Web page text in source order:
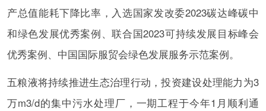
产总值能耗下降比率，入选国家发改委2023碳达峰碳中
和绿色发展优秀案例、联合国2023可持续发展目标峰会
优秀案例、中国国际服贸会绿色发展服务示范案例。
五粮液将持续推进生态治理行动，投资建设处理能力为3
万m3/d的集中污水处理厂，一期工程于今年1月顺利通